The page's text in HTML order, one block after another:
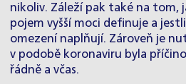
nikoliv. Záleží pak také na tom,
pojem vyšší moci definuje a
omezení naplňují. Zároveň je
v podobě koronaviru byla
řádně a včas.